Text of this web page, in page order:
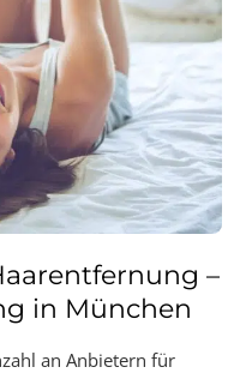
–
in München
an Anbietern für